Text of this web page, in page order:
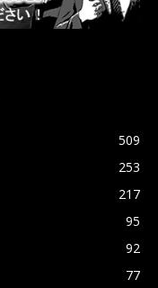
509
253
217
95
92
77